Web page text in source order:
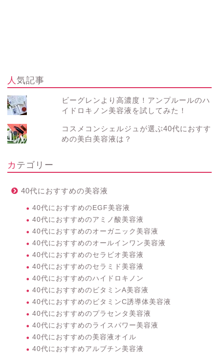
人気記事
ビーグレンより高濃度！アンプルールのハ
イドロキノン美容液を試してみた！
コスメコンシェルジュが選ぶ40代におすす
めの美白美容液は？
カテゴリー
40代におすすめの美容液
40代におすすめのEGF美容液
40代におすすめのアミノ酸美容液
40代におすすめのオーガニック美容液
40代におすすめのオールインワン美容液
40代におすすめのセラビオ美容液
40代におすすめのセラミド美容液
40代におすすめのハイドロキノン
40代におすすめのビタミンA美容液
40代におすすめのビタミンC誘導体美容液
40代におすすめのプラセンタ美容液
40代におすすめのライスパワー美容液
40代におすすめの美容液オイル
40代におすすめアルブチン美容液